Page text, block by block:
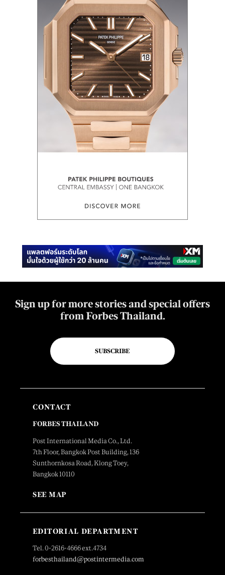
Sign up for more stories and special offers
from Forbes Thailand.
SUBSCRIBE
CONTACT
FORBES THAILAND
Post International Media Co., Ltd.
7th Floor, Bangkok Post Building, 136
Sunthornkosa Road, Klong Toey,
Bangkok 10110
SEE MAP
EDITORIAL DEPARTMENT
Tel. 0-2616-4666 ext.4734
forbesthailand@postintermedia.com